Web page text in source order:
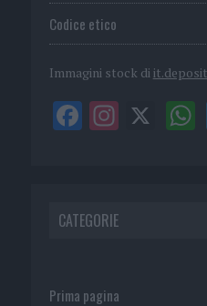
Codice etico
Immagini stock di
CATEGORIE
Prima pagina